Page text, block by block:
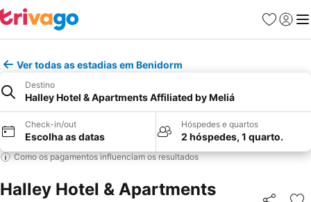
Favoritos
Iniciar
Ver todas as estadias em Benidorm
Destino
Halley Hotel & Apartments Affiliated by Meliá
Check-in/out
Escolha as datas
Hóspedes e quartos
2 hóspedes, 1 quarto.
Como os pagamentos influenciam os resultados
Halley Hotel & Apartments